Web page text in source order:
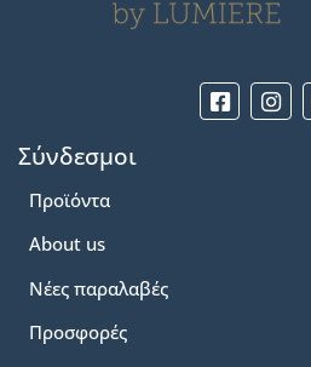
Σύνδεσμοι
Προϊόντα
About us
Νέες παραλαβές
Προσφορές